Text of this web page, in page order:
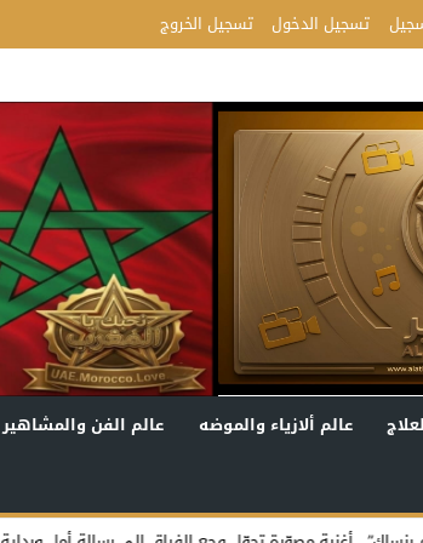
تسجيل الدخول تسجيل الخروج
عالم ألازياء والموضه عالم الفن والمشاهير